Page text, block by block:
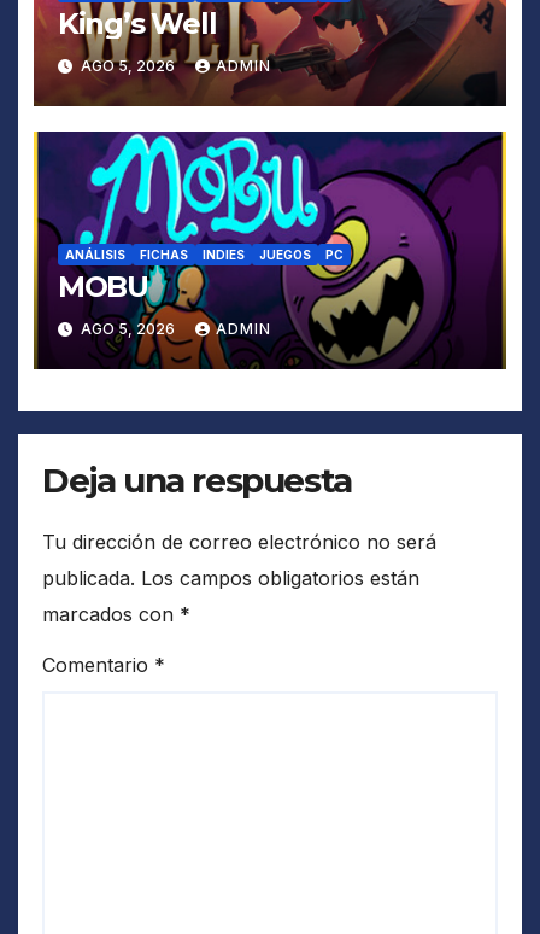
King’s Well
AGO 5, 2026 ADMIN
ANÁLISIS FICHAS INDIES JUEGOS PC
MOBU
AGO 5, 2026 ADMIN
Deja una respuesta
Tu dirección de correo electrónico no será
publicada. Los campos obligatorios están
marcados con *
Comentario *